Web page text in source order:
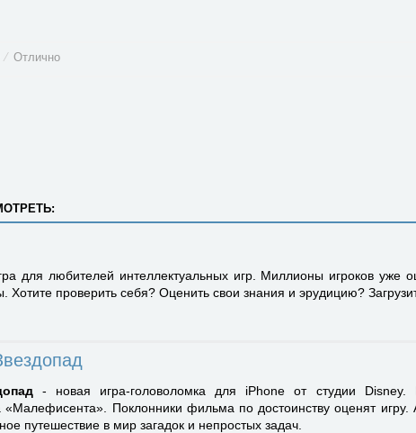
⁄ Отлично
для любителей интеллектуальных игр. Миллионы игроков уже
Хотите проверить себя? Оценить свои знания и эрудицию?
- новая игра-головоломка для iPhone от студии
«Малефисента». Поклонники фильма по достоинству оценят
путешествие в мир загадок и непростых задач.